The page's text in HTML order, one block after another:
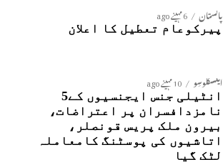
پاکستان 6 مہینے ago
پیرکوعام تعطیل کا اعلان
ایکسکلوسِو 10 مہینے ago
انٹیلی جنس ایجنسیوں کے5
نامزدافسران پر اعتراضات،
بیرون ملک پریس قونصلر،
اتاشیوں کی پوسٹنگ کامعاملہ
لٹک گیا